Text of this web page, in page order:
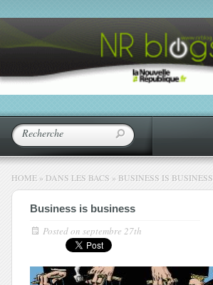
HOME » DANS LES BACS » BUSINESS IS BUSINESS
Business is business
Posted on septembre 27th